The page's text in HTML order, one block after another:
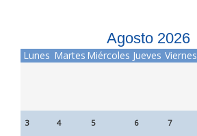
Agosto 2026
Lunes Martes Miércoles Jueves Viernes
3 4 5 6 7